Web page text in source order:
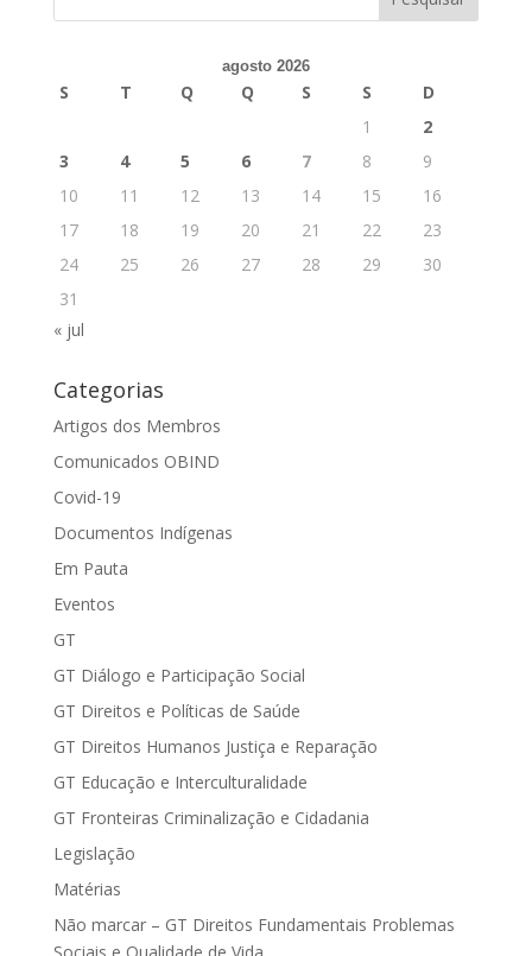
agosto 2026
S T Q Q S S
D
1
2
3
4 5 6 7 8
9
10
11 12 13 14 15
16
17
18 19 20 21 22
23
24
25 26 27 28 29
30
31
« jul
Categorias
Artigos dos Membros
Comunicados OBIND
Covid-19
Documentos Indígenas
Em Pauta
Eventos
GT
GT Diálogo e Participação Social
GT Direitos e Políticas de Saúde
GT Direitos Humanos Justiça e Reparação
GT Educação e Interculturalidade
GT Fronteiras Criminalização e Cidadania
Legislação
Matérias
Não marcar – GT Direitos Fundamentais Problemas